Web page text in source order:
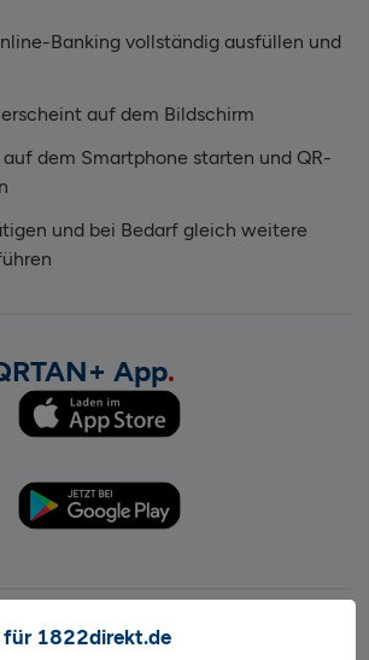
für 1822direkt.de
Banking vollständig ausfüllen und
auf dem Bildschirm
auf dem Smartphone starten und QR-
und bei Bedarf gleich weitere
App
Ihr Smartphone zum TAN-